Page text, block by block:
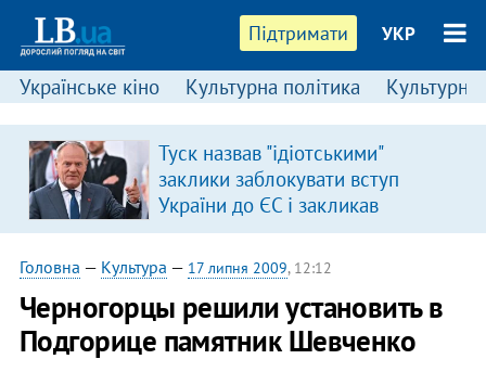
Підтримати УКР
Українське кіно Культурна політика Культурні
Туск назвав "ідіотськими"
заклики заблокувати вступ
України до ЄС і закликав
припинити антиукраїнську
риторику
Головна — Культура — 17 липня 2009, 12:12
Черногорцы решили установить в
Подгорице памятник Шевченко